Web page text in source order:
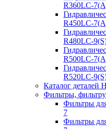
R360LC-
R450LC-
R480LC-
R500LC-
R520LC-
Каталог деталей
Фильтры,
Фильтры
7
Фильтры